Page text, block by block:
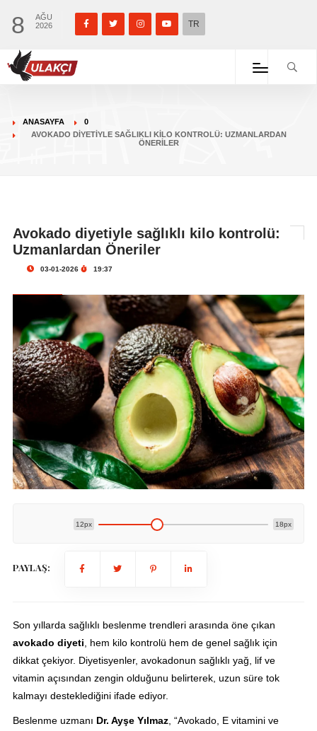
8
AĞU
2026
TR
ANASAYFA
0
AVOKADO DIYETIYLE SAĞLIKLI KILO KONTROLÜ: UZMANLARDAN
ÖNERILER
Avokado diyetiyle sağlıklı kilo kontrolü:
Uzmanlardan Öneriler
03-01-2026 19:37
12px 18px
PAYLAŞ:
Son yıllarda sağlıklı beslenme trendleri arasında öne çıkan
avokado diyeti , hem kilo kontrolü hem de genel sağlık için
dikkat çekiyor. Diyetisyenler, avokadonun sağlıklı yağ, lif ve
vitamin açısından zengin olduğunu belirterek, uzun süre tok
kalmayı desteklediğini ifade ediyor.
Beslenme uzmanı Dr. Ayşe Yılmaz, “Avokado, E vitamini ve